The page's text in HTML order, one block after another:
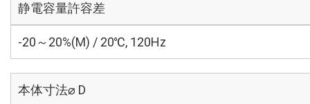
静電容量許容差
-20～20%(M) / 20℃, 120Hz
本体寸法⌀ D